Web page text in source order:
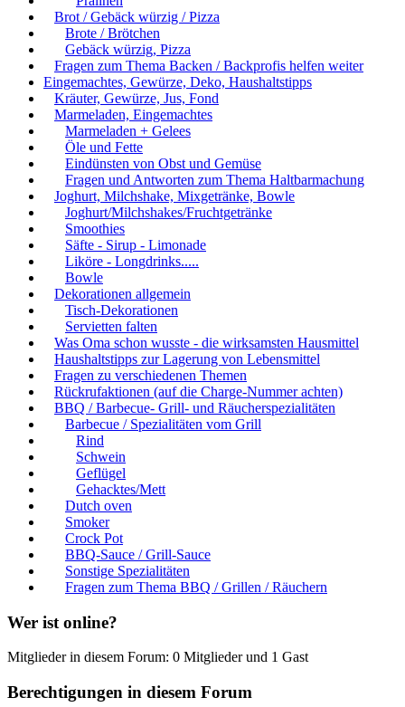
Brot / Gebäck würzig / Pizza
Brote / Brötchen
Gebäck würzig, Pizza
Fragen zum Thema Backen / Backprofis helfen weiter
Eingemachtes, Gewürze, Deko, Haushaltstipps
Kräuter, Gewürze, Jus, Fond
Marmeladen, Eingemachtes
Marmeladen + Gelees
Öle und Fette
Eindünsten von Obst und Gemüse
Fragen und Antworten zum Thema Haltbarmachung
Joghurt, Milchshake, Mixgetränke, Bowle
Joghurt/Milchshakes/Fruchtgetränke
Smoothies
Säfte - Sirup - Limonade
Liköre - Longdrinks.....
Bowle
Dekorationen allgemein
Tisch-Dekorationen
Servietten falten
Was Oma schon wusste - die wirksamsten Hausmittel
Haushaltstipps zur Lagerung von Lebensmittel
Fragen zu verschiedenen Themen
Rückrufaktionen (auf die Charge-Nummer achten)
BBQ / Barbecue- Grill- und Räucherspezialitäten
Barbecue / Spezialitäten vom Grill
Rind
Schwein
Geflügel
Gehacktes/Mett
Dutch oven
Smoker
Crock Pot
BBQ-Sauce / Grill-Sauce
Sonstige Spezialitäten
Fragen zum Thema BBQ / Grillen / Räuchern
Wer ist online?
Mitglieder in diesem Forum: 0 Mitglieder und 1 Gast
Berechtigungen in diesem Forum